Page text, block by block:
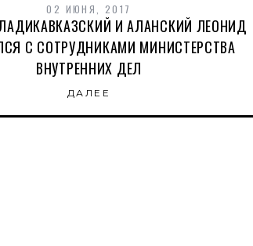
02 ИЮНЯ, 2017
И АЛАНСКИЙ ЛЕОНИД
С СОТРУДНИКАМИ МИНИСТЕРСТВА
ВНУТРЕННИХ ДЕЛ
ДАЛЕЕ